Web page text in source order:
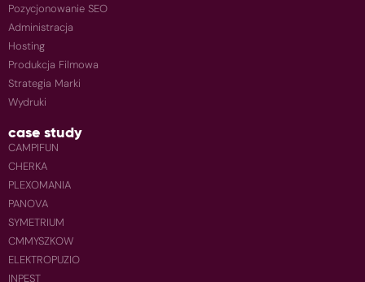
Pozycjonowanie SEO
Administracja
Hosting
Produkcja Filmowa
Strategia Marki
Wydruki
case study
CAMPIFUN
CHERKA
PLEXOMANIA
PANOVA
SYMETRIUM
CMMYSZKOW
ELEKTROPUZIO
INPEST